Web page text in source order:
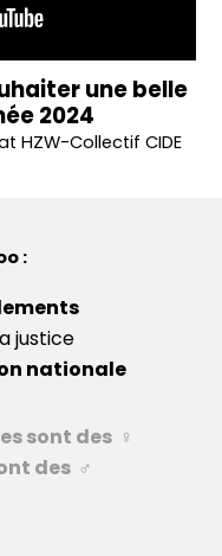
une belle
2024
HZW-Collectif CIDE
:
justice
nationale
sont des ♀️
des ♂️